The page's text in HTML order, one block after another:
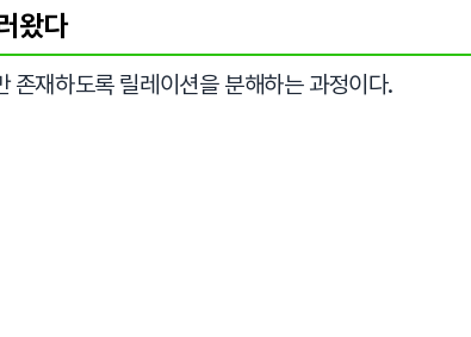
왔다
존재하도록 릴레이션을 분해하는 과정이다.